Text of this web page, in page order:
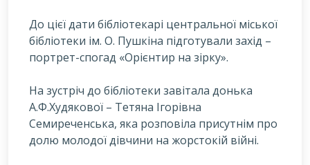
До цієї дати бібліотекарі центральної міської
бібліотеки ім. О. Пушкіна підготували захід –
портрет-спогад «Орієнтир на зірку».
На зустріч до бібліотеки завітала донька
А.Ф.Худякової – Тетяна Ігорівна
Семиреченська, яка розповіла присутнім про
долю молодої дівчини на жорстокій війні.